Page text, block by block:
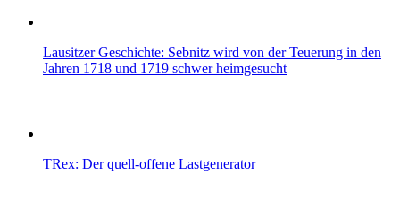
Lausitzer Geschichte: Sebnitz wird von der Teuerung in den
Jahren 1718 und 1719 schwer heimgesucht
TRex: Der quell-offene Lastgenerator